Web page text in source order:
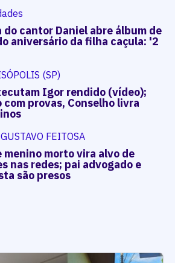
do cantor Daniel abre álbum de
aniversário da filha caçula: '2
(SP)
Igor rendido (vídeo);
com provas, Conselho livra
FEITOSA
menino morto vira alvo de
nas redes; pai advogado e
são presos